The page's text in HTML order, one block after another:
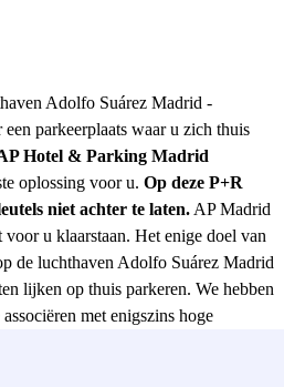
Adolfo Suárez Madrid -
parkeerplaats waar u zich thuis
Hotel & Parking Madrid
oplossing voor u. Op deze P+R
niet achter te laten. AP Madrid
u klaarstaan. Het enige doel van
de luchthaven Adolfo Suárez Madrid
lijken op thuis parkeren. We hebben
met enigszins hoge